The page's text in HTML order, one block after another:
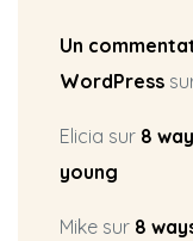
Un
WordPress
Elicia sur 8
young
Mike sur 8